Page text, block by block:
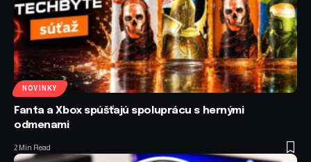
NOVINKY
Fanta a Xbox spúšťajú spoluprácu s hernými
odmenami
2 Min Read